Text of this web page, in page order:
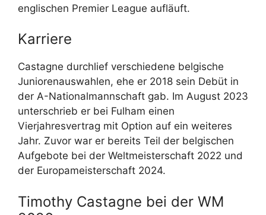
englischen Premier League aufläuft.
Karriere
Castagne durchlief verschiedene belgische
Juniorenauswahlen, ehe er 2018 sein Debüt in
der A-Nationalmannschaft gab. Im August 2023
unterschrieb er bei Fulham einen
Vierjahresvertrag mit Option auf ein weiteres
Jahr. Zuvor war er bereits Teil der belgischen
Aufgebote bei der Weltmeisterschaft 2022 und
der Europameisterschaft 2024.
Timothy Castagne bei der WM